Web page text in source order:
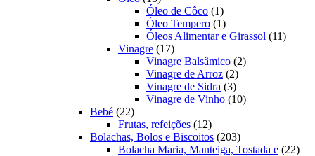
produtos
Óleo de Côco 11
produto
Óleo Tempero 11
produto
Óleos Alimentar e Girassol 1111
Vinagre 1717
produtos
Vinagre Balsâmico 22
Vinagre de Arroz 22
produtos
Vinagre de Sidra 33
produtos
Vinagre de Vinho 1010
Bebé 2222
produtos
Frutas, refeições 1212
produtos
Bolachas, Bolos e Biscoitos 203203
produtos
Bolacha Maria, Manteiga, Tostada e 2222